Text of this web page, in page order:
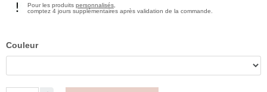
Pour les produits personnalisés
comptez 4 jours supplémentaires après validation de la commande.
Couleur